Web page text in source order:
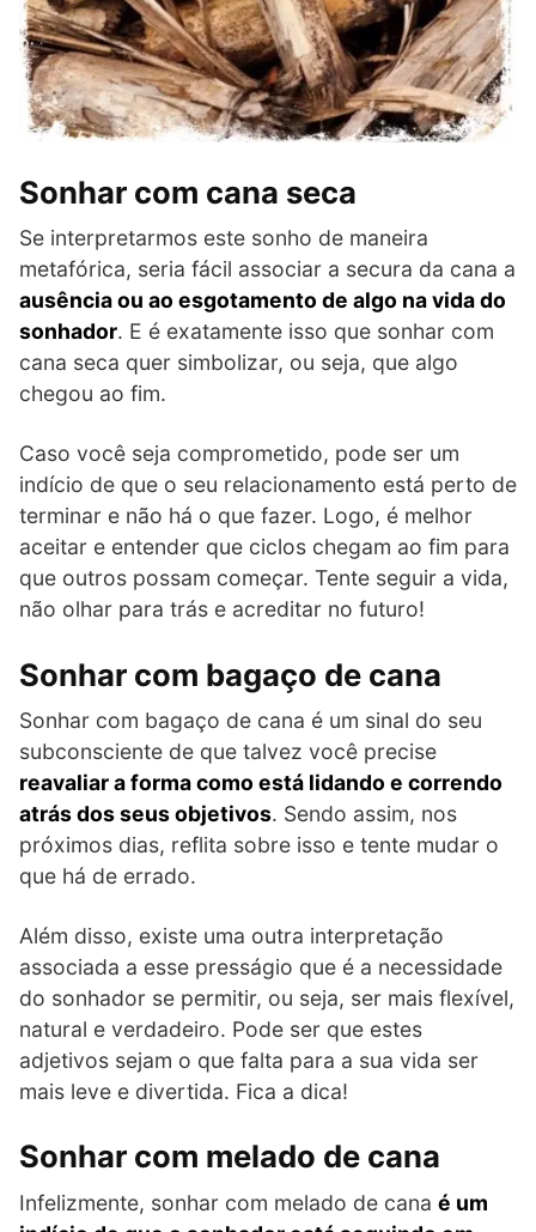
Sonhar com cana seca
Se interpretarmos este sonho de maneira
metafórica, seria fácil associar a secura da cana a
ausência ou ao esgotamento de algo na vida do
sonhador. E é exatamente isso que sonhar com
cana seca quer simbolizar, ou seja, que algo
chegou ao fim.
Caso você seja comprometido, pode ser um
indício de que o seu relacionamento está perto de
terminar e não há o que fazer. Logo, é melhor
aceitar e entender que ciclos chegam ao fim para
que outros possam começar. Tente seguir a vida,
não olhar para trás e acreditar no futuro!
Sonhar com bagaço de cana
Sonhar com bagaço de cana é um sinal do seu
subconsciente de que talvez você precise
reavaliar a forma como está lidando e correndo
atrás dos seus objetivos. Sendo assim, nos
próximos dias, reflita sobre isso e tente mudar o
que há de errado.
Além disso, existe uma outra interpretação
associada a esse presságio que é a necessidade
do sonhador se permitir, ou seja, ser mais flexível,
natural e verdadeiro. Pode ser que estes
adjetivos sejam o que falta para a sua vida ser
mais leve e divertida. Fica a dica!
Sonhar com melado de cana
Infelizmente, sonhar com melado de cana é um